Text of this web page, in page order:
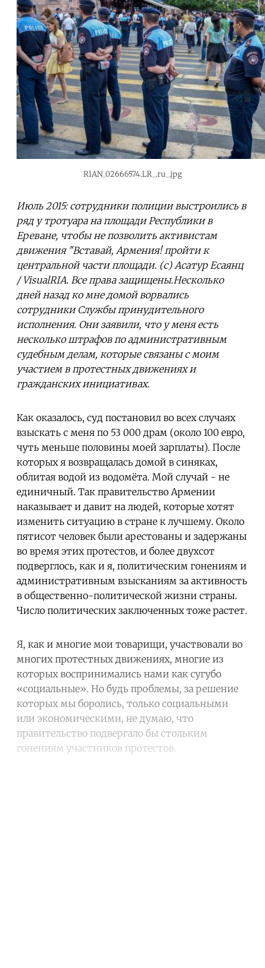
RIAN_02666574.LR_.ru_.jpg
Июль 2015: cотрудники полиции выстроились в
ряд у тротуара на площади Республики в
Ереване, чтобы не позволить активистам
движения "Вставай, Армения! пройти к
центральной части площади. (c) Асатур Есаянц
/ VisualRIA. Все права защищены.Несколько
дней назад ко мне домой ворвались
сотрудники Службы принудительного
исполнения. Они заявили, что у меня есть
несколько штрафов по административным
судебным делам, которые связаны с моим
участием в протестных движениях и
гражданских инициативах.
Как оказалось, суд постановил во всех случаях
взыскать с меня по 53 000 драм (около 100 евро,
чуть меньше половины моей зарплаты). После
которых я возвращалась домой в синяках,
облитая водой из водомёта. Мой случай - не
единичный. Так правительство Армении
наказывает и давит на людей, которые хотят
изменить ситуацию в стране к лучшему. Около
пятисот человек были арестованы и задержаны
во время этих протестов, и более двухсот
подверглось, как и я, политическим гонениям и
административным взысканиям за активность
в общественно-политической жизни страны.
Число политических заключенных тоже растет.
Я, как и многие мои товарищи, участвовали во
многих протестных движениях, многие из
которых воспринимались нами как сугубо
«социальные». Но будь проблемы, за решение
которых мы боролись, только социальными
или экономическими, не думаю, что
правительство подвергало бы стольким
гонениям участников протестов.